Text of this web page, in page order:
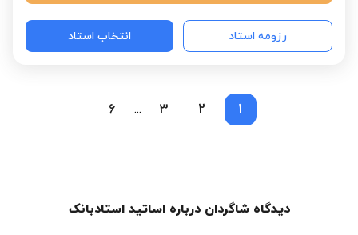
رزومه استاد انتخاب استاد
1
2
3
...
6
دیدگاه شاگردان درباره اساتید استادبانک